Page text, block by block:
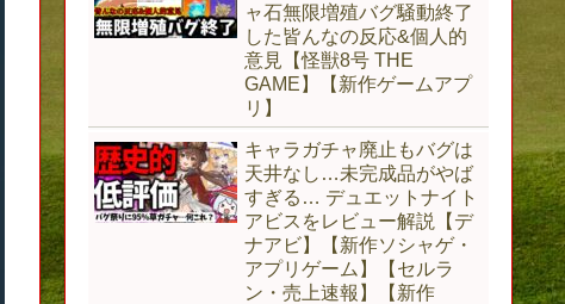
ャ石無限増殖バグ騒動終了
した皆んなの反応&個人的
意見【怪獣8号 THE
GAME】【新作ゲームアプ
リ】
キャラガチャ廃止もバグは
天井なし…未完成品がやば
すぎる… デュエットナイト
アビスをレビュー解説【デ
ナアビ】【新作ソシャゲ・
アプリゲーム】【セルラ
ン・売上速報】【新作